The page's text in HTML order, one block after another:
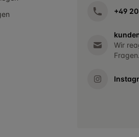
+49
Wir
Fragen.